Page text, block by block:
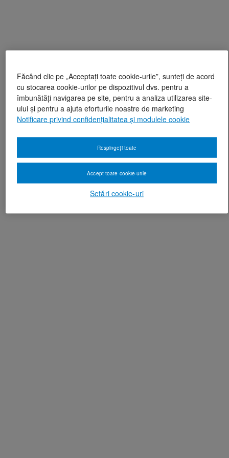
Făcând clic pe „Acceptați toate cookie-urile”, sunteți de acord
cu stocarea cookie-urilor pe dispozitivul dvs. pentru a
îmbunătăți navigarea pe site, pentru a analiza utilizarea site-
ului și pentru a ajuta eforturile noastre de marketing
Notificare privind confidențialitatea și modulele cookie
Setări cookie-uri
Respingeți toate
Accept toate cookie-urile